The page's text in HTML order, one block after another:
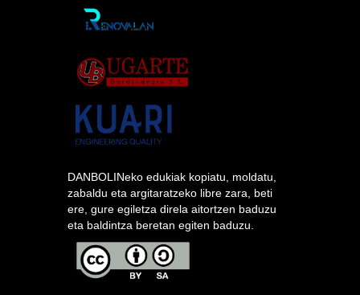
DANBOLINeko edukiak kopiatu, moldatu,
zabaldu eta argitaratzeko libre zara, beti
ere, gure egiletza direla aitortzen baduzu
eta baldintza beretan egiten baduzu.